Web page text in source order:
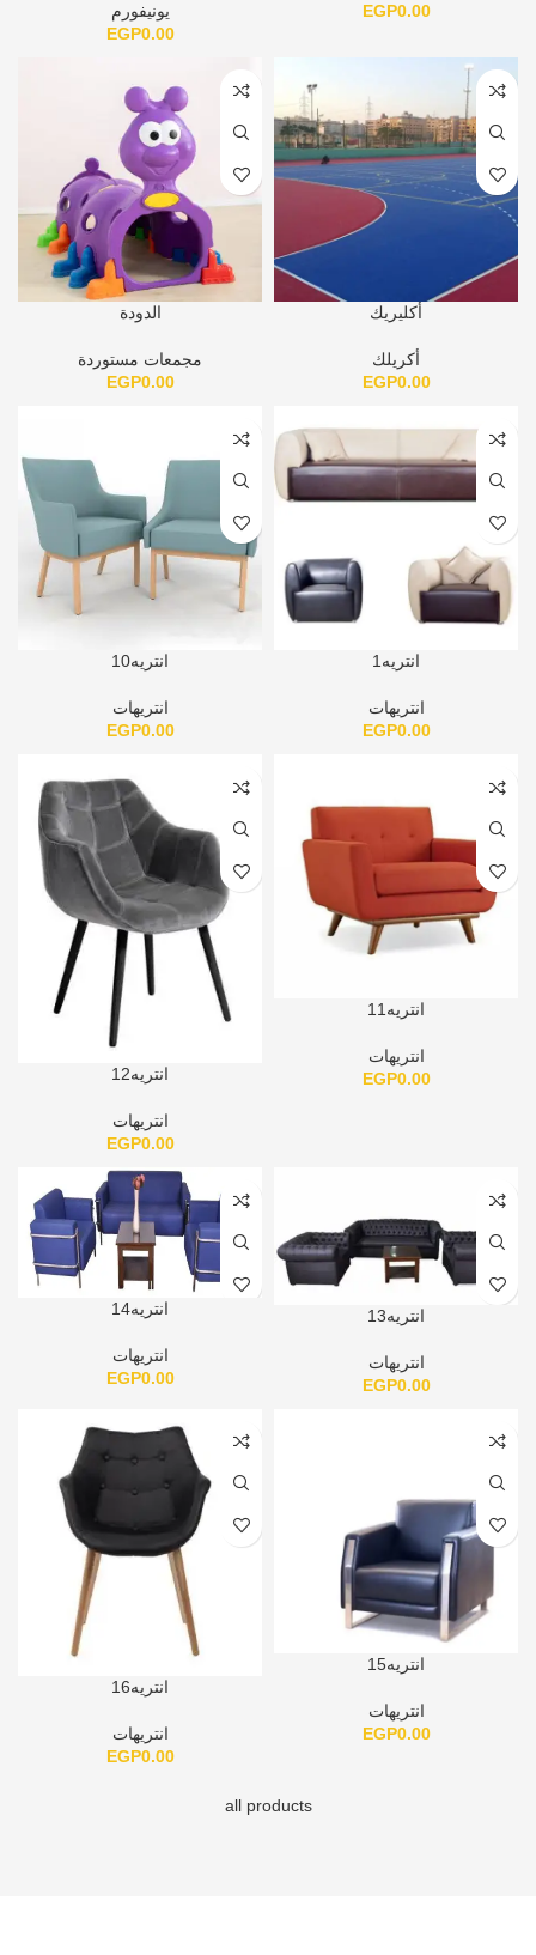
EGP0.00
يونيفورم
EGP0.00
أكليريك
أكريلك
EGP0.00
الدودة
مجمعات مستوردة
EGP0.00
انتريه1
انتريهات
EGP0.00
انتريه10
انتريهات
EGP0.00
انتريه11
انتريهات
EGP0.00 انتريه12
انتريهات
EGP0.00
انتريه13
انتريهات
EGP0.00
انتريه14
انتريهات
EGP0.00
انتريه15
انتريهات
EGP0.00
انتريه16
انتريهات
EGP0.00
all products